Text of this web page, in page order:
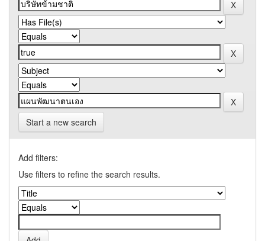
Start a new search
Add filters:
Use filters to refine the search results.